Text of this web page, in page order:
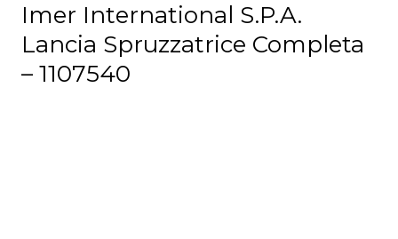
Imer International S.P.A.
Lancia Spruzzatrice Completa
– 1107540